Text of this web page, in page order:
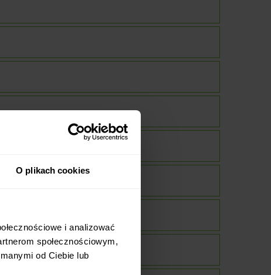
O plikach cookies
i analizować
społecznościowym,
od Ciebie lub